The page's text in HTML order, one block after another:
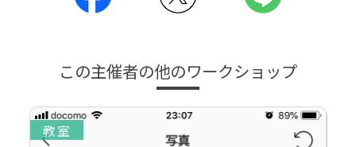
この主催者の他のワークショップ
教室